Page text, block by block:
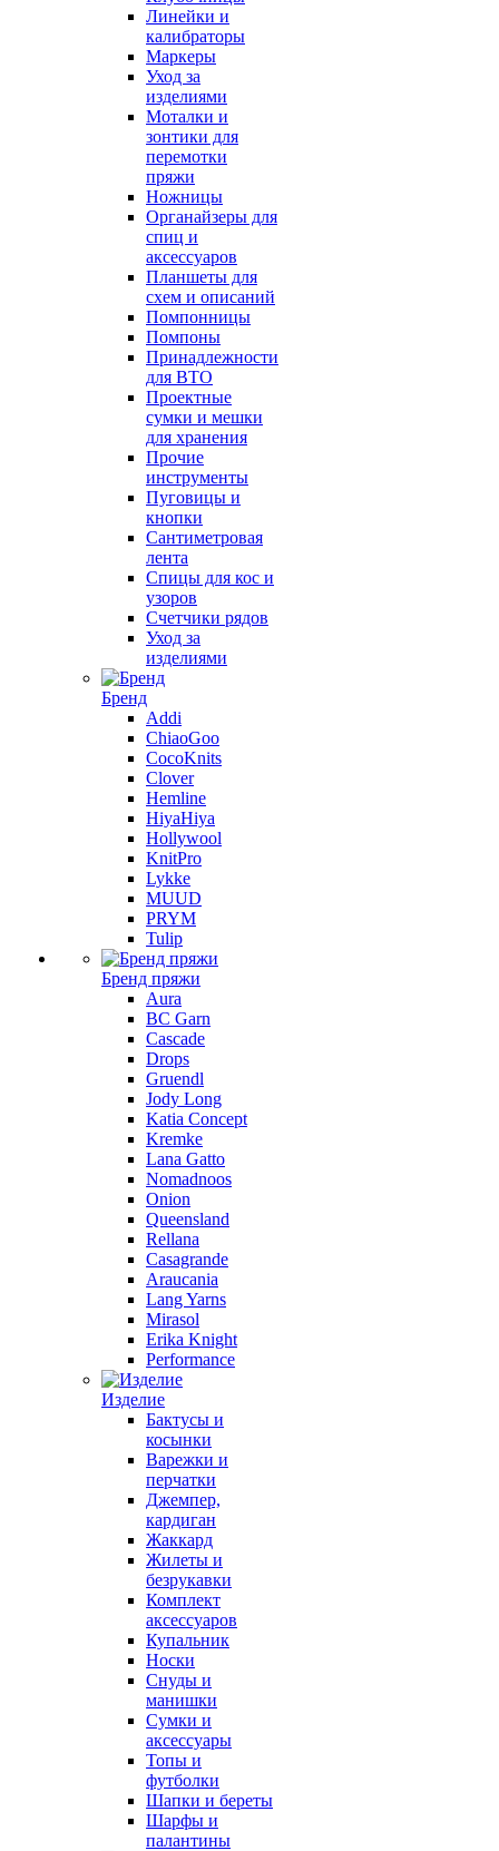
Линейки и
калибраторы
Маркеры
Уход за
изделиями
Моталки и
зонтики для
перемотки
пряжи
Ножницы
Органайзеры для
спиц и
аксессуаров
Планшеты для
схем и описаний
Помпонницы
Помпоны
Принадлежности
для ВТО
Проектные
сумки и мешки
для хранения
Прочие
инструменты
Пуговицы и
кнопки
Сантиметровая
лента
Спицы для кос и
узоров
Счетчики рядов
Уход за
изделиями
Бренд
Addi
ChiaoGoo
CocoKnits
Clover
Hemline
HiyaHiya
Hollywool
KnitPro
Lykke
MUUD
PRYM
Tulip
Бренд пряжи
Aura
BC Garn
Cascade
Drops
Gruendl
Jody Long
Katia Concept
Kremke
Lana Gatto
Nomadnoos
Onion
Queensland
Rellana
Casagrande
Araucania
Lang Yarns
Mirasol
Erika Knight
Performance
Изделие
Бактусы и
косынки
Варежки и
перчатки
Джемпер,
кардиган
Жаккард
Жилеты и
безрукавки
Комплект
аксессуаров
Купальник
Носки
Снуды и
манишки
Сумки и
аксессуары
Топы и
футболки
Шапки и береты
Шарфы и
палантины